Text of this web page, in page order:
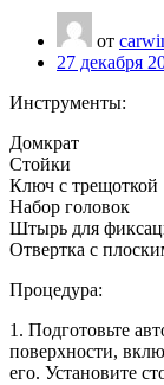
от
27 декабря
Инструменты:
Домкрат
Стойки
Ключ с трещоткой
Набор головок
Штырь для
Отвертка с
Процедура:
1. Подготовьте
поверхности,
его. Установите